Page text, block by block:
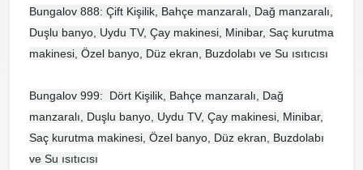
Bungalov 888: Çift Kişilik, Bahçe manzaralı, Dağ manzaralı,
Duşlu banyo, Uydu TV, Çay makinesi, Minibar, Saç kurutma
makinesi, Özel banyo, Düz ekran, Buzdolabı ve Su ısıtıcısı
Bungalov 999: Dört Kişilik, Bahçe manzaralı, Dağ
manzaralı, Duşlu banyo, Uydu TV, Çay makinesi, Minibar,
Saç kurutma makinesi, Özel banyo, Düz ekran, Buzdolabı
ve Su ısıtıcısı